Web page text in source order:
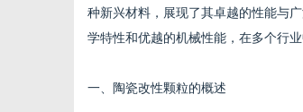
种新兴材料，展现了其卓越的性能与广
学特性和优越的机械性能，在多个行
一、陶瓷改性颗粒的概述